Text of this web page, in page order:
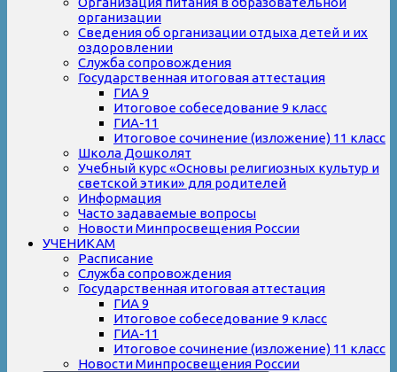
организации
Сведения об организации отдыха детей и их
оздоровлении
Служба сопровождения
Государственная итоговая аттестация
ГИА 9
Итоговое собеседование 9 класс
ГИА-11
Итоговое сочинение (изложение) 11 класс
Школа Дошколят
Учебный курс «Основы религиозных культур и
светской этики» для родителей
Информация
Часто задаваемые вопросы
Новости Минпросвещения России
УЧЕНИКАМ
Расписание
Служба сопровождения
Государственная итоговая аттестация
ГИА 9
Итоговое собеседование 9 класс
ГИА-11
Итоговое сочинение (изложение) 11 класс
Новости Минпросвещения России